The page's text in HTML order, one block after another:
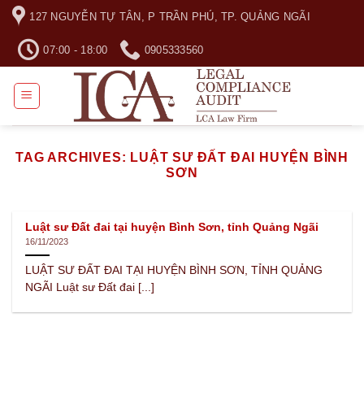
Skip
content
127 NGUYỄN TỰ TÂN, P TRẦN PHÚ, TP. QUẢNG NGÃI
07:00 - 18:00 0905333560
TAG ARCHIVES: LUẬT SƯ ĐẤT ĐAI HUYỆN BÌNH
SƠN
Luật sư Đất đai tại huyện Bình Sơn, tỉnh Quảng Ngãi
16/11/2023
LUẬT SƯ ĐẤT ĐAI TẠI HUYỆN BÌNH SƠN, TỈNH QUẢNG
NGÃI Luật sư Đất đai [...]